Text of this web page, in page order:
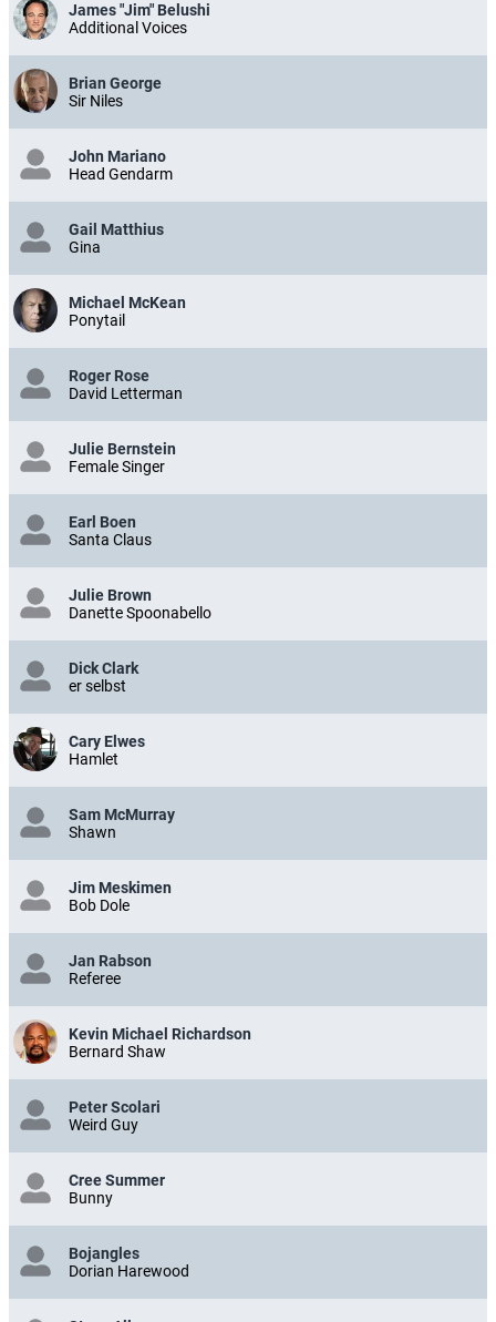
James "Jim" Belushi
Additional Voices
Brian George
Sir Niles
John Mariano
Head Gendarm
Gail Matthius
Gina
Michael McKean
Ponytail
Roger Rose
David Letterman
Julie Bernstein
Female Singer
Earl Boen
Santa Claus
Julie Brown
Danette Spoonabello
Dick Clark
er selbst
Cary Elwes
Hamlet
Sam McMurray
Shawn
Jim Meskimen
Bob Dole
Jan Rabson
Referee
Kevin Michael Richardson
Bernard Shaw
Peter Scolari
Weird Guy
Cree Summer
Bunny
Bojangles
Dorian Harewood